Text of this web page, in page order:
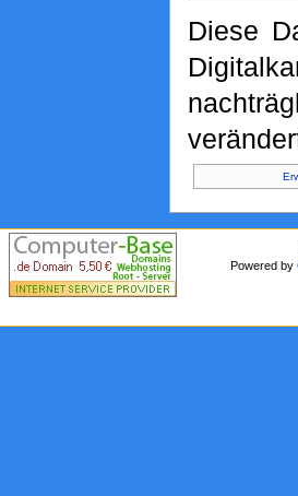
Diese
Powered by